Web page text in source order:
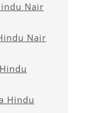
Nair
Nair
Hindu